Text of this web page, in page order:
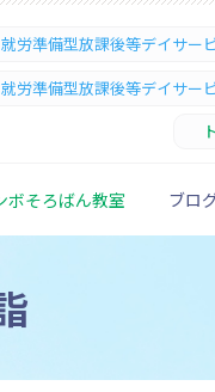
労準備型放課後等デイサー
労準備型放課後等デイサー
ボそろばん教室 ブロ